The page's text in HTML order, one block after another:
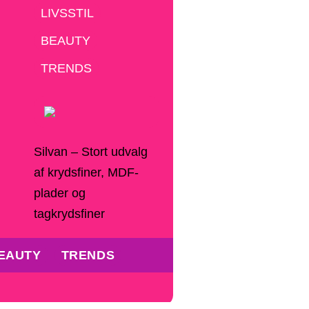
LIVSSTIL
BEAUTY
TRENDS
Silvan – Stort udvalg
af krydsfiner, MDF-
plader og
tagkrydsfiner
TRENDS